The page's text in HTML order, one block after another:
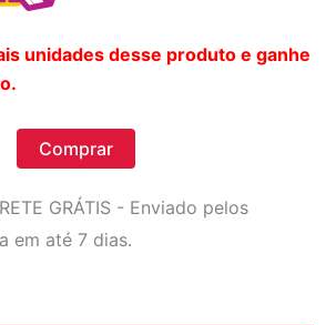
unidades desse produto e ganhe
Comprar
GRÁTIS - Enviado pelos
em até 7 dias.